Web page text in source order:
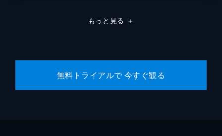
もっと見る ＋
無料トライアルで 今すぐ観る